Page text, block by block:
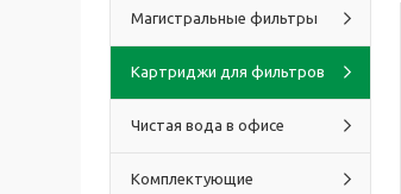
Магистральные фильтры
Картриджи для фильтров
Чистая вода в офисе
Комплектующие